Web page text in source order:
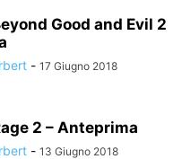
Good and Evil 2
- 17 Giugno 2018
2 – Anteprima
- 13 Giugno 2018